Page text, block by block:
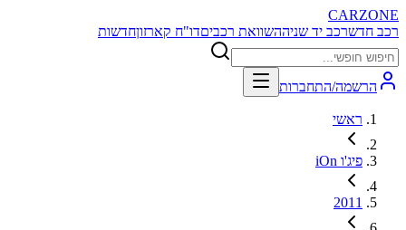
CARZONE
רכב חדשרכב יד שניההשוואת רכביםדו"ח קארזוןחדשות
הרשמה/התחברות
ראשי
פיג'ו iOn
2011